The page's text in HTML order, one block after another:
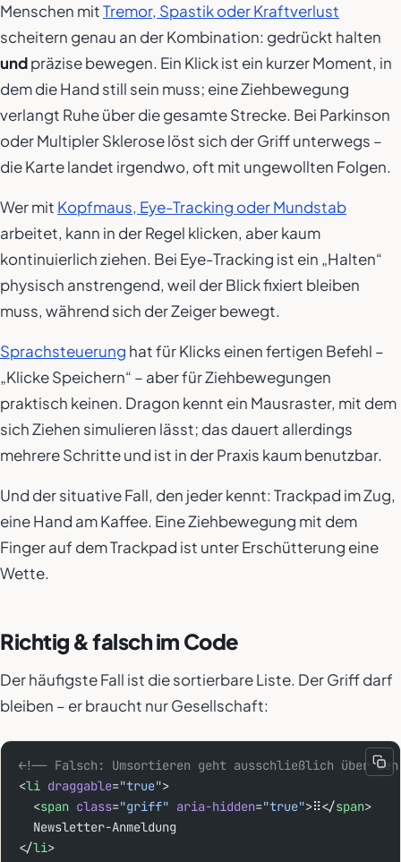
Menschen mitTremor, Spastik oder Kraftverlust
scheitern genau an der Kombination: gedrückt halten
undpräzise bewegen. Ein Klick ist ein kurzer Moment, in
dem die Hand still sein muss; eine Ziehbewegung
verlangt Ruhe über die gesamte Strecke. Bei Parkinson
oder Multipler Sklerose löst sich der Griff unterwegs –
die Karte landet irgendwo, oft mit ungewollten Folgen.
Wer mit Kopfmaus, Eye-Tracking oder Mundstab
arbeitet, kann in der Regel klicken, aber kaum
kontinuierlich ziehen. Bei Eye-Tracking ist ein „Halten“
physisch anstrengend, weil der Blick fixiert bleiben
muss, während sich der Zeiger bewegt.
Sprachsteuerung hat für Klicks einen fertigen Befehl –
„Klicke Speichern“ – aber für Ziehbewegungen
praktisch keinen. Dragon kennt ein Mausraster, mit dem
sich Ziehen simulieren lässt; das dauert allerdings
mehrere Schritte und ist in der Praxis kaum benutzbar.
Und der situative Fall, den jeder kennt: Trackpad im Zug,
eine Hand am Kaffee. Eine Ziehbewegung mit dem
Finger auf dem Trackpad ist unter Erschütterung eine
Wette.
Richtig & falsch im Code
Der häufigste Fall ist die sortierbare Liste. Der Griff darf
bleiben – er braucht nur Gesellschaft:
<!-- Falsch: Umsortieren geht ausschließlich über
<li draggable="true">
  <
span class="griff" aria-hidden="true">⠿</span>
  Newsletter-Anmeldung
</li>